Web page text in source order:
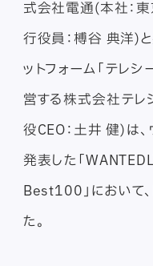
式会社電通(本社：
行役員：榑谷 典洋)
ットフォーム「テレシ
営する株式会社テレ
役CEO：土井 健)は
発表した「
Best100」において
た。